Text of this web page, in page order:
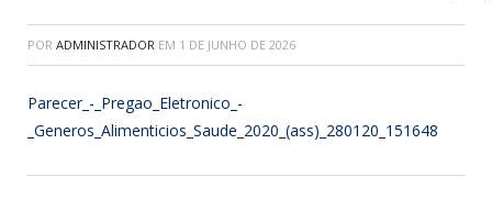
POR ADMINISTRADOR EM 1 DE JUNHO DE 2026
Parecer_-_Pregao_Eletronico_-
_Generos_Alimenticios_Saude_2020_(ass)_280120_151648